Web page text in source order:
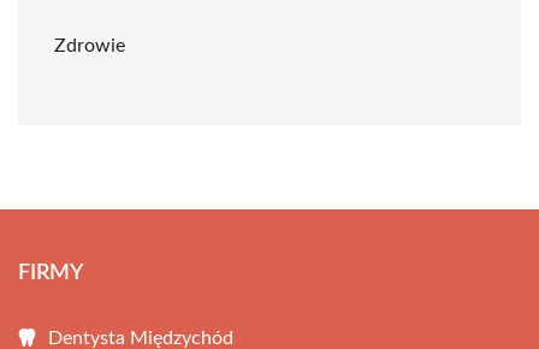
Zdrowie
FIRMY
Dentysta Międzychód